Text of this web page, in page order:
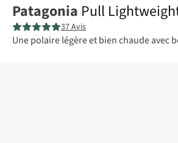
Patagonia Pull
37 Avis
Une polaire légère et bien chaude avec